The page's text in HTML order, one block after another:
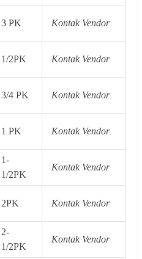
3 PK Kontak Vendor
1/2PK Kontak Vendor
3/4 PK Kontak Vendor
1 PK Kontak Vendor
1-
1/2PK
Kontak Vendor
2PK Kontak Vendor
2-
1/2PK
Kontak Vendor